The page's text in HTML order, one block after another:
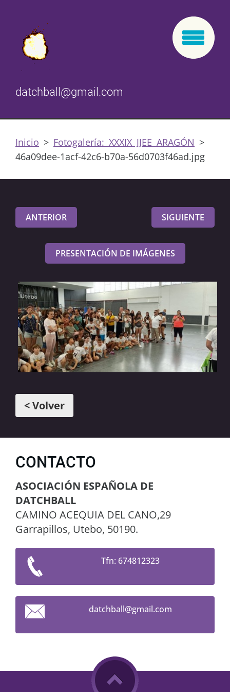
datchball@gmail.com
Inicio > Fotogalería: XXXIX JJEE ARAGÓN >
46a09dee-1acf-42c6-b70a-56d0703f46ad.jpg
ANTERIOR SIGUIENTE
PRESENTACIÓN DE IMÁGENES
< Volver
CONTACTO
ASOCIACIÓN ESPAÑOLA DE
DATCHBALL
CAMINO ACEQUIA DEL CANO,29
Garrapillos, Utebo, 50190.
Tfn: 674812323
datchball@gmail.com